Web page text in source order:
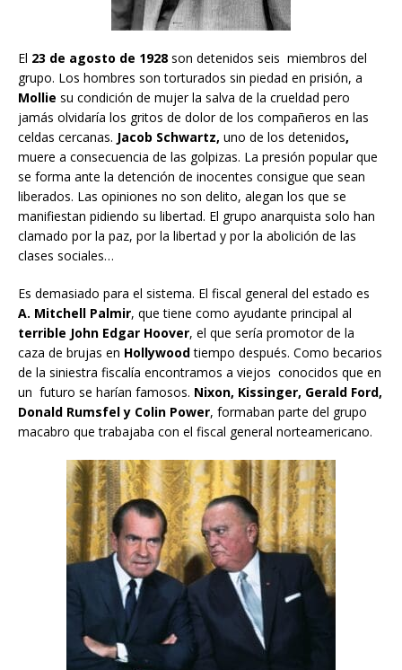
El 23 de agosto de 1928 son detenidos seis miembros del
grupo. Los hombres son torturados sin piedad en prisión, a
Mollie su condición de mujer la salva de la crueldad pero
jamás olvidaría los gritos de dolor de los compañeros en las
celdas cercanas. Jacob Schwartz, uno de los detenidos,
muere a consecuencia de las golpizas. La presión popular que
se forma ante la detención de inocentes consigue que sean
liberados. Las opiniones no son delito, alegan los que se
manifiestan pidiendo su libertad. El grupo anarquista solo han
clamado por la paz, por la libertad y por la abolición de las
clases sociales…
Es demasiado para el sistema. El fiscal general del estado es
A. Mitchell Palmir, que tiene como ayudante principal al
terrible John Edgar Hoover, el que sería promotor de la
caza de brujas en Hollywoodtiempo después. Como becarios
de la siniestra fiscalía encontramos a viejos conocidos que en
un futuro se harían famosos. Nixon, Kissinger, Gerald Ford,
Donald Rumsfel y Colin Power, formaban parte del grupo
macabro que trabajaba con el fiscal general norteamericano.